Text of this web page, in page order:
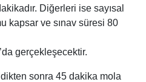
Diğerleri ise sayısal
kapsar ve sınav süresi 80
gerçekleşecektir.
sonra 45 dakika mola